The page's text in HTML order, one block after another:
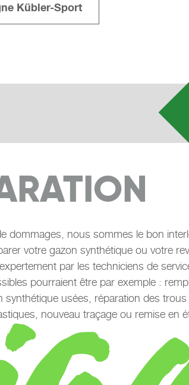
Kübler-Sport
dommages, nous sommes le bon
votre gazon synthétique ou votre
par les techniciens de
pourraient être par exemple :
synthétique usées, réparation des trous
nouveau traçage ou remise en